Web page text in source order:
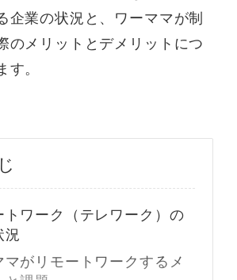
企業の状況と、ワーママが制
のメリットとデメリットにつ
す。
トワーク（テレワーク）の
況
マがリモートワークするメ